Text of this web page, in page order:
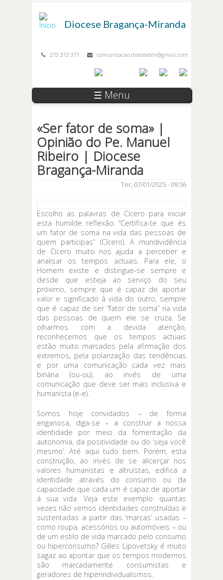
Diocese Bragança-Miranda
273 313 371 comunicacao.diocesebm@gmail.com
☰ Menu
«Ser fator de soma» |
Opinião do Pe. Manuel
Ribeiro | Diocese
Bragança-Miranda
Ter, 07/01/2025 - 09:56
Escolho as palavras de Cícero para iniciar
esta humilde reflexão: “Certifica-te que és
um fator de soma na vida das pessoas de
quem participas” (Cícero). A mundividência
de Cícero muito nos ajuda a perceber e
analisar os tempos actuais. Para ele, o
Homem existe e distingue-se sempre e
desde que esteja ao serviço do seu
próximo, sempre que é capaz de aportar
valor e significado à vida do outro, sempre
que é capaz de ser “fator de soma” na vida
das pessoas de quem ele se cruza. Se
olharmos com a devida atenção,
reconhecemos que os tempos actuais
estão muito marcados pela afirmação dos
extremos, pela polarização das tendências
e por uma comunicação cada vez mais
binária (ou-ou), ao invés de uma
comunicação que deve ser mais inclusiva e
humanista (e-e).
Somos hoje convidados – de forma
enganosa, diga-se – a construir a nossa
identidade por meio da fomentação da
autonomia, da positividade ou do ‘seja você
mesmo’. Até aqui tudo bem. Porém, esta
construção, ao invés de se alicerçar nos
valores humanistas e altruístas, edifica a
identidade através do consumo ou da
capacidade que cada um é capaz de aportar
à sua vida. Veja este exemplo: quantas
vezes não vemos identidades construídas e
sustentadas a partir das ‘marcas’ usadas –
como roupa, acessórios ou automóveis – ou
de um estilo de vida marcado pelo consumo
ou hiperconsumo? Gilles Lipovetsky é muito
sagaz ao apontar que os tempos modernos
são marcadamente consumistas e
geradores de hiperindividualismos.